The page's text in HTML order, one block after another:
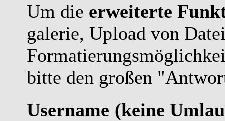
Um die erweiterte
galerie, Upload von
bitte den großen
Username (keine